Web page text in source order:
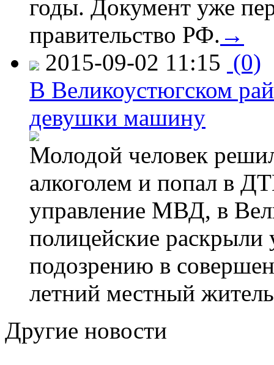
годы. Документ уже
правительство РФ. →
2015-09-02 11:15 (0)
В Великоустюгском
девушки машину
Молодой человек
алкоголем и попал в
управление МВД, в
полицейские
подозрению в
летний местный
Другие новости